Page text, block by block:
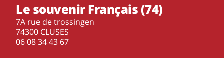
Le souvenir Français (74)
7A rue de trossingen
74300 CLUSES
‭06 08 34 43 67‬